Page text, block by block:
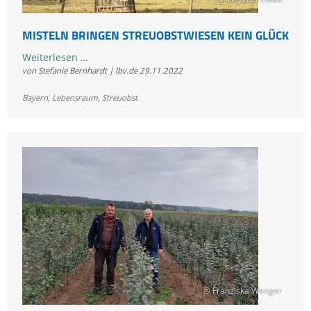
MISTELN BRINGEN STREUOBSTWIESEN KEIN GLÜCK
Weiterlesen …Misteln
bringen
kein
von Stefanie Bernhardt | lbv.de29.11.2022
Bayern, Lebensraum, Streuobst
© Franziska Wenger